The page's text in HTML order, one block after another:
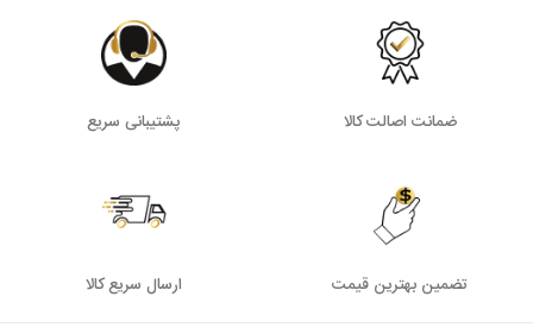
ضمانت اصالت کالا پشتیبانی سریع
تضمین بهترین قیمت ارسال سریع کالا